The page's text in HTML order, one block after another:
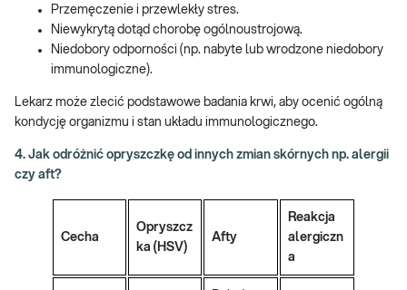
Przemęczenie i przewlekły stres.
Niewykrytą dotąd chorobę ogólnoustrojową.
Niedobory odporności (np. nabyte lub wrodzone niedobory
immunologiczne).
Lekarz może zlecić podstawowe badania krwi, aby ocenić ogólną
kondycję organizmu i stan układu immunologicznego.
4. Jak odróżnić opryszczkę od innych zmian skórnych np. alergii
czy aft?
Cecha
Opryszcz
ka (HSV)
Afty
Reakcja
alergiczn
a